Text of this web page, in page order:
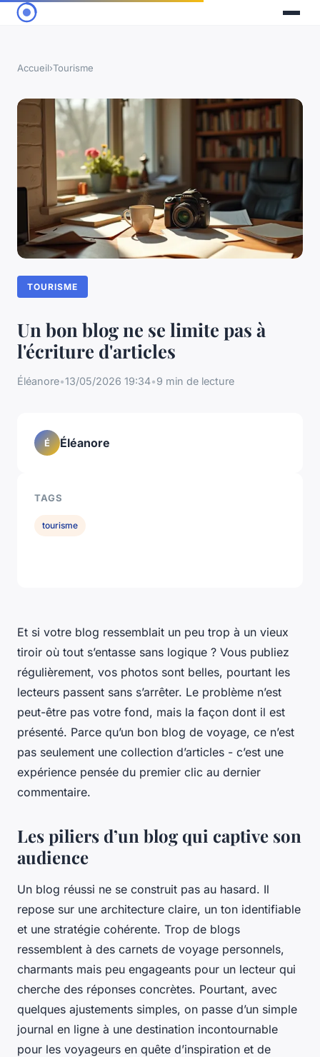
Accueil›Tourisme
TOURISME
Un bon blog ne se limite pas à
l'écriture d'articles
Éléanore•13/05/2026 19:34•9 min de lecture
Et si votre blog ressemblait un peu trop à un vieux
tiroir où tout s’entasse sans logique ? Vous publiez
régulièrement, vos photos sont belles, pourtant les
lecteurs passent sans s’arrêter. Le problème n’est
peut-être pas votre fond, mais la façon dont il est
présenté. Parce qu’un bon blog de voyage, ce n’est
pas seulement une collection d’articles - c’est une
expérience pensée du premier clic au dernier
commentaire.
Les piliers d’un blog qui captive son
audience
Un blog réussi ne se construit pas au hasard. Il
repose sur une architecture claire, un ton identifiable
et une stratégie cohérente. Trop de blogs
ressemblent à des carnets de voyage personnels,
charmants mais peu engageants pour un lecteur qui
cherche des réponses concrètes. Pourtant, avec
quelques ajustements simples, on passe d’un simple
journal en ligne à une destination incontournable
pour les voyageurs en quête d’inspiration et de
É Éléanore
TAGS
tourisme